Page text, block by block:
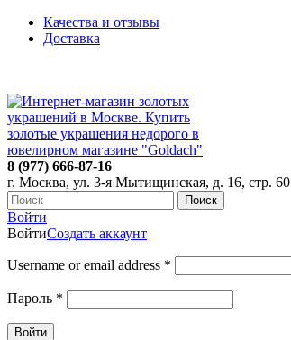
Качества и отзывы
Доставка
8 (977) 666-87-16
г. Москва, ул. 3-я Мытищинская, д. 16, стр. 60
Поиск
Войти
ВойтиСоздать аккаунт
Username or email address *
Пароль *
Войти